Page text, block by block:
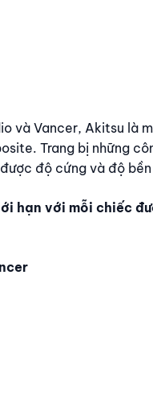
và Vancer, Akitsu là
Trang bị những
độ cứng và độ
hạn với mỗi chiếc